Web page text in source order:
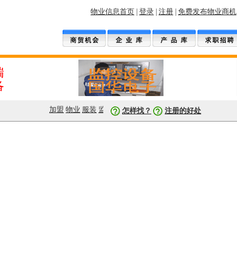
物业信息首页 登录 注册 免费发布物业商机
加盟 物业 服装 监控 设备 车库 物业公司 保洁用品
怎样找？ 注册的好处